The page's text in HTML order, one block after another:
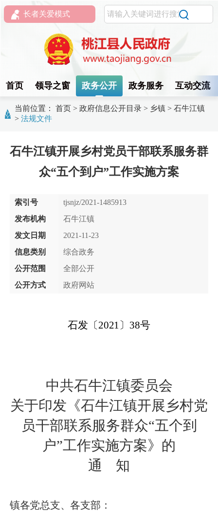
长者关爱模式
首页 领导之窗 政务公开 政务服务 互动交流
当前位置： 首页 > 政府信息公开目录 > 乡镇 > 石牛江镇
> 法规文件
石牛江镇开展乡村党员干部联系服务群
众“五个到户”工作实施方案
索引号
tjsnjz/2021-1485913
发布机构
石牛江镇
发文日期
2021-11-23
信息类别
综合政务
公开范围
全部公开
公开方式
政府网站
石发 〔2021〕 38号
中共石牛江镇委员会
关于印发《石牛江镇开展乡村党
员干部联系服务群众“五个到
户”工作实施方案》的
通
知
镇各党总支、各支部：